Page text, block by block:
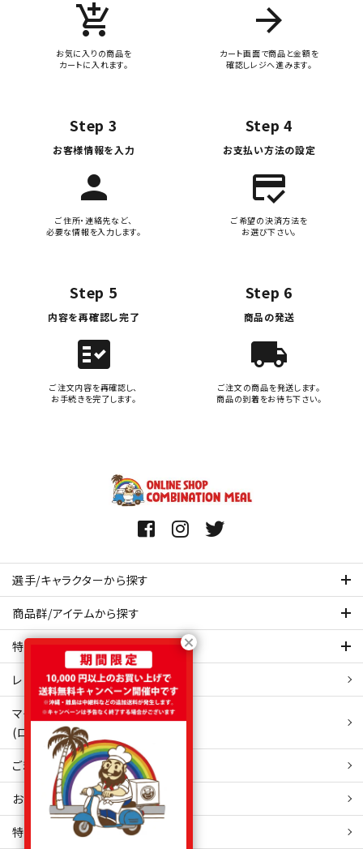
add_shopping_cart
お気に入りの商品を
カートに入れます。
arrow_forward
カート画面で商品と金額を
確認しレジへ進みます。
Step 3
お客様情報を入力
person
ご住所・連絡先など、
必要な情報を入力します。
Step 4
お支払い方法の設定
credit_score
ご希望の決済方法を
お選び下さい。
Step 5
内容を再確認し完了
fact_check
ご注文内容を再確認し、
お手続きを完了します。
Step 6
商品の発送
local_shipping
ご注文の商品を発送します。
商品の到着をお待ち下さい。
選手/キャラクターから探す
商品群/アイテムから探す
特集ページを見てみる
レビュー・口コミ 一覧ページ
マイアカウント
(ログイン/新規会員登録)
ご利用ガイド
お問い合わせ
特定商取引 法表示